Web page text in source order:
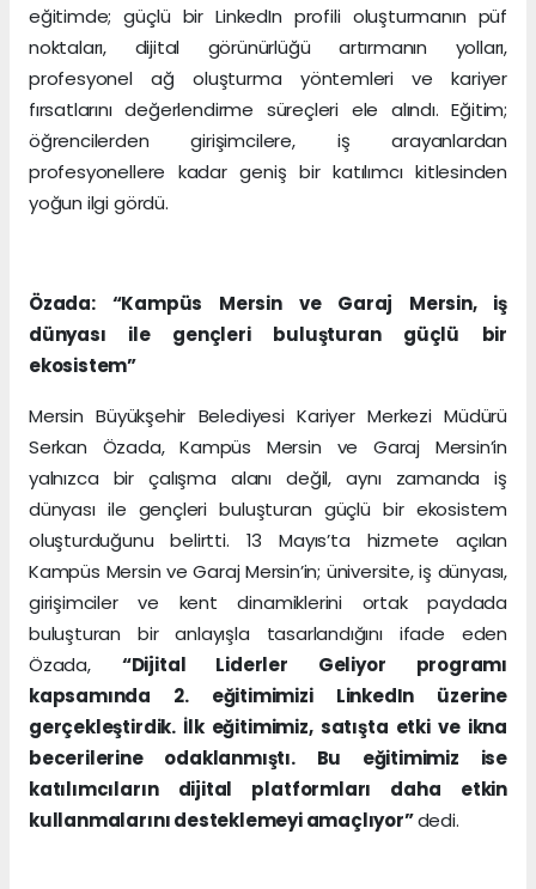
eğitimde; güçlü bir LinkedIn profili oluşturmanın püf
noktaları, dijital görünürlüğü artırmanın yolları,
profesyonel ağ oluşturma yöntemleri ve kariyer
fırsatlarını değerlendirme süreçleri ele alındı. Eğitim;
öğrencilerden girişimcilere, iş arayanlardan
profesyonellere kadar geniş bir katılımcı kitlesinden
yoğun ilgi gördü.
Özada: “Kampüs Mersin ve Garaj Mersin, iş
dünyası ile gençleri buluşturan güçlü bir
ekosistem”
Mersin Büyükşehir Belediyesi Kariyer Merkezi Müdürü
Serkan Özada, Kampüs Mersin ve Garaj Mersin’in
yalnızca bir çalışma alanı değil, aynı zamanda iş
dünyası ile gençleri buluşturan güçlü bir ekosistem
oluşturduğunu belirtti. 13 Mayıs’ta hizmete açılan
Kampüs Mersin ve Garaj Mersin’in; üniversite, iş dünyası,
girişimciler ve kent dinamiklerini ortak paydada
buluşturan bir anlayışla tasarlandığını ifade eden
Özada, “Dijital Liderler Geliyor programı
kapsamında 2. eğitimimizi LinkedIn üzerine
gerçekleştirdik. İlk eğitimimiz, satışta etki ve ikna
becerilerine odaklanmıştı. Bu eğitimimiz ise
katılımcıların dijital platformları daha etkin
kullanmalarını desteklemeyi amaçlıyor”dedi.